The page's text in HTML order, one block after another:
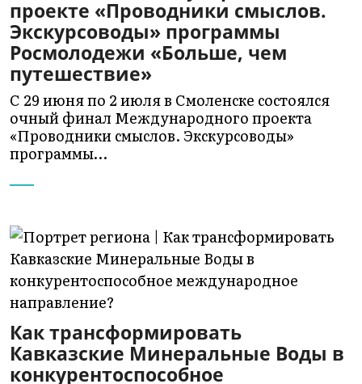
проекте «Проводники смыслов.
Экскурсоводы» программы
Росмолодежи «Больше, чем
путешествие»
С 29 июня по 2 июля в Смоленске состоялся
очный финал Международного проекта
«Проводники смыслов. Экскурсоводы»
программы…
Как трансформировать
Кавказские Минеральные Воды в
конкурентоспособное